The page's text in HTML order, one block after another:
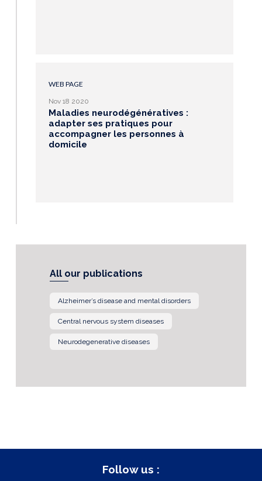
WEB PAGE
Nov 18 2020
Maladies neurodégénératives :
adapter ses pratiques pour
accompagner les personnes à
domicile
All our publications
Alzheimer’s disease and mental disorders
Central nervous system diseases
Neurodegenerative diseases
Follow us :